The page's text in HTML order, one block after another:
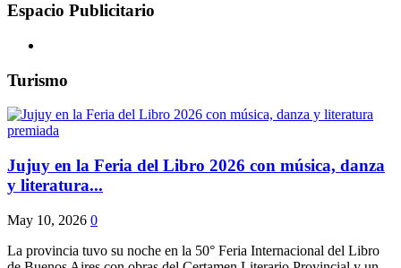
Espacio Publicitario
Turismo
Jujuy en la Feria del Libro 2026 con música, danza
y literatura...
May 10, 2026 0
La provincia tuvo su noche en la 50° Feria Internacional del Libro